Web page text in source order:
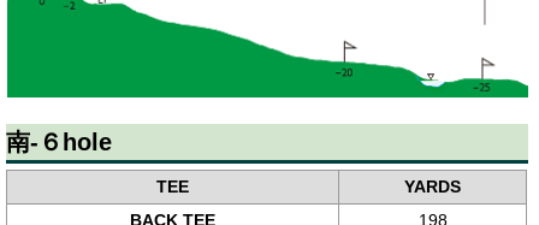
南-６hole
TEE
YARDS
BACK TEE
198